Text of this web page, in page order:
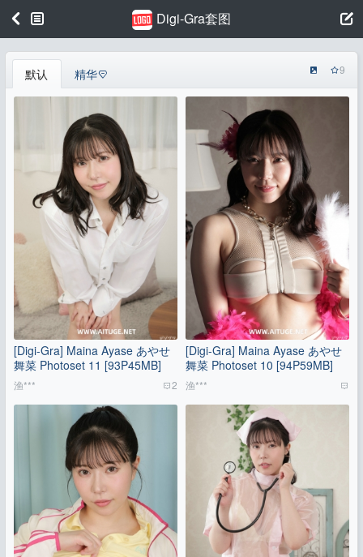
Digi-Gra套图
默认 精华 9
[Digi-Gra] Maina Ayase あやせ
舞菜 Photoset 11 [93P45MB]
渔*** 2
[Digi-Gra] Maina Ayase あやせ
舞菜 Photoset 10 [94P59MB]
渔***